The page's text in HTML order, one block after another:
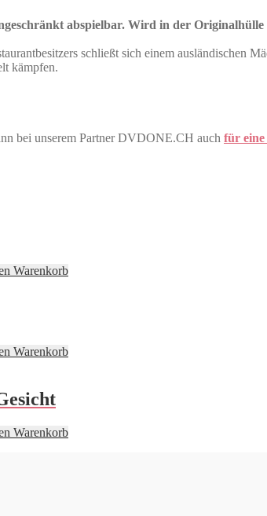
abspielbar. Wird in der Originalhülle
schließt sich einem ausländischen
kämpfen.
bei unserem Partner DVDONE.CH auch für eine
Warenkorb
Warenkorb
Warenkorb